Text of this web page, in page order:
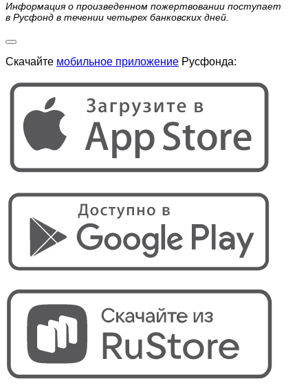
Информация о произведенном пожертвовании поступает
в Русфонд в течении четырех банковских дней.
Скачайте мобильное приложение Русфонда: